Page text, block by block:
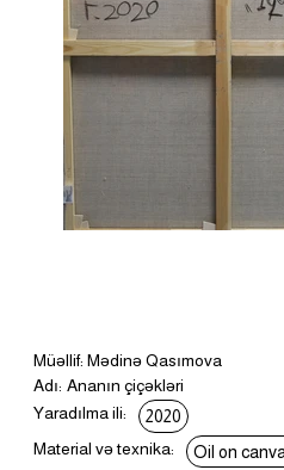
Müəllif: Mədinə Qasımova
Adı: Ananın çiçəkləri
Yaradılma ili:
2020
Material və texnika:
Oil on